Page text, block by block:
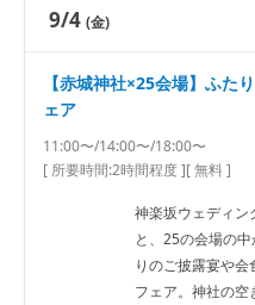
9/4 (金)
【赤城神社×25会場】ふた
ェア
11:00〜/14:00〜/18:00〜
[ 所要時間:2時間程度][ 無料 ]
神楽坂ウェディ
と、25の会場の
りのご披露宴や
フェア。神社の